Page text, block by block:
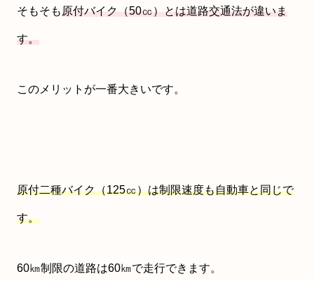
そもそも原付バイク（50㏄）とは道路交通法が違いま
す。
このメリットが一番大きいです。
原付二種バイク（125㏄）は制限速度も自動車と同じで
す。
60㎞制限の道路は60㎞で走行できます。